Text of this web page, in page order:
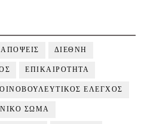
ΑΠΟΨΕΙΣ ΔΙΕΘΝΗ
ΕΠΙΚΑΙΡΟΤΗΤΑ
ΕΛΕΓΧΟΣ
ΣΩΜΑ